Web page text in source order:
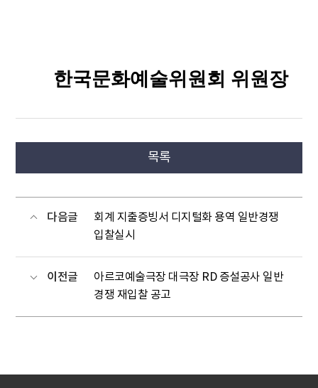
한국문화예술위원회 위원장
목록
다음글
회계 지출증빙서 디지털화 용역 일반경쟁
입찰실시
이전글
아르코예술극장 대극장 RD 증설공사 일반
경쟁 재입찰 공고